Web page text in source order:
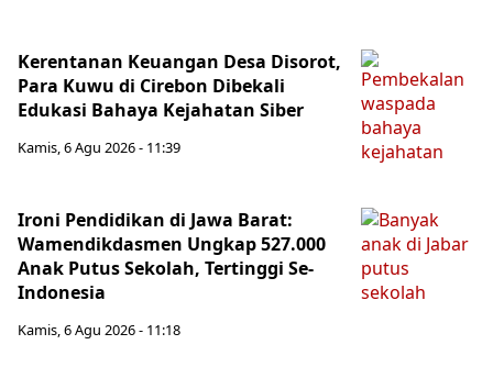
Kerentanan Keuangan Desa Disorot,
Para Kuwu di Cirebon Dibekali
Edukasi Bahaya Kejahatan Siber
Kamis, 6 Agu 2026 - 11:39
Ironi Pendidikan di Jawa Barat:
Wamendikdasmen Ungkap 527.000
Anak Putus Sekolah, Tertinggi Se-
Indonesia
Kamis, 6 Agu 2026 - 11:18